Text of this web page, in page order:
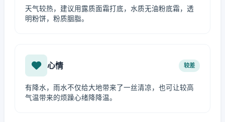
天气较热，建议用露质面霜打底，水质无油粉底霜，透
明粉饼，粉质胭脂。
心情 较差
有降水，雨水不仅给大地带来了一丝清凉，也可让较高
气温带来的烦躁心绪降降温。